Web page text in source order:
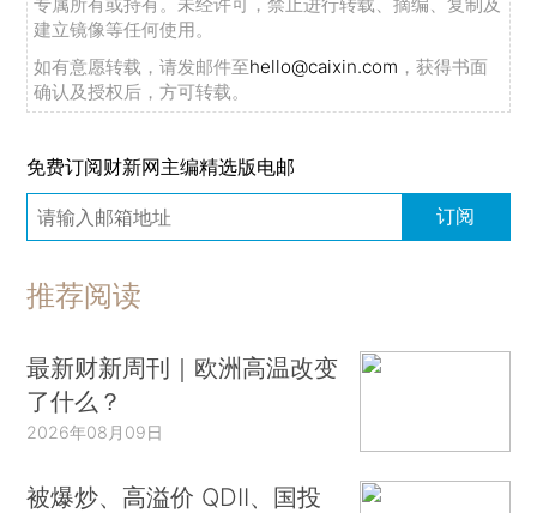
建立镜像等任何使用。
如有意愿转载，请发邮件至hello@caixin.com ，获得书面
确认及授权后，方可转载。
免费订阅财新网主编精选版电邮
订阅
推荐阅读
最新财新周刊｜欧洲高温改变
了什么？
2026年08月09日
被爆炒、高溢价 QDII、国投